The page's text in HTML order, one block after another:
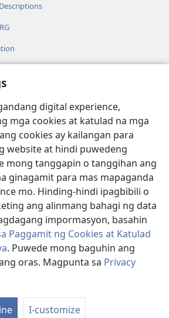
digital experience,
mga cookies at katulad na mga
cookies ay kailangan para
website at hindi puwedeng
mong tanggapin o tanggihan ang
ginagamit para mas mapaganda
mo. Hinding-hindi ipagbibili o
ang alinmang bahagi ng data
impormasyon, basahin
Paggamit ng Cookies at Katulad
. Puwede mong baguhin ang
oras. Magpunta sa Privacy
I-customize
LIBRARY™
®